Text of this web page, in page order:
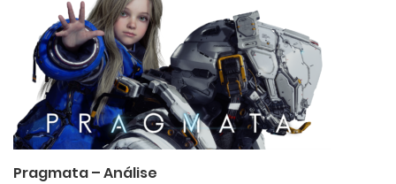
Pragmata – Análise